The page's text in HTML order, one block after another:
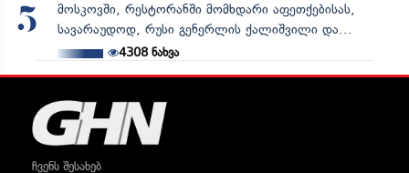
5
მოსკოვში, რესტორანში მომხდარი აფეთქებისას,
სავარაუდოდ, რუსი გენერლის ქალიშვილი და...
4308ნახვა
ჩვენს შესახებ